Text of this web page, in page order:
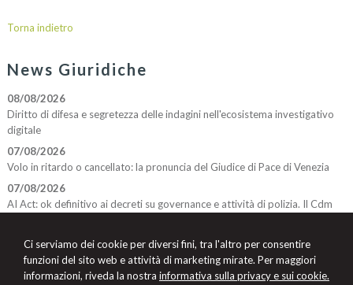
Ci serviamo dei cookie per diversi fini, tra l'altro per consentire
funzioni del sito web e attività di marketing mirate. Per maggiori
informazioni, riveda la nostra informativa sulla privacy e sui cookie.
Torna indietro
News Giuridiche
08/08/2026
Diritto di difesa e segretezza delle indagini nell'ecosistema investigativo
digitale
07/08/2026
Volo in ritardo o cancellato: la pronuncia del Giudice di Pace di Venezia
07/08/2026
AI Act: ok definitivo ai decreti su governance e attività di polizia. Il Cdm
07/08/2026
Patto di famiglia e riserva al donante di diritti particolari
07/08/2026